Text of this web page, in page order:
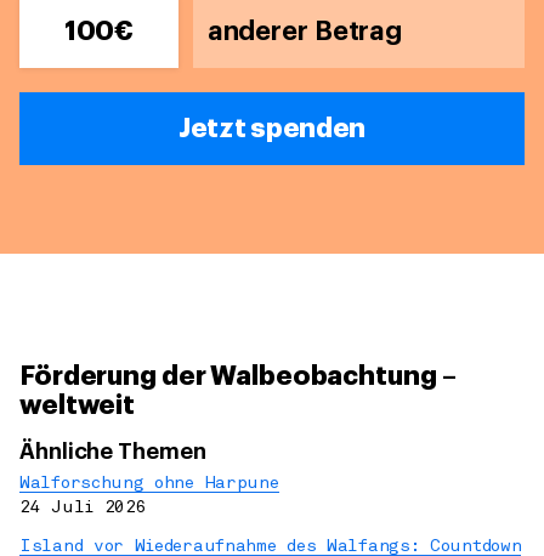
100€
Jetzt spenden
Förderung der Walbeobachtung –
weltweit
Ähnliche Themen
Walforschung ohne Harpune
24 Juli 2026
Island vor Wiederaufnahme des Walfangs: Countdown